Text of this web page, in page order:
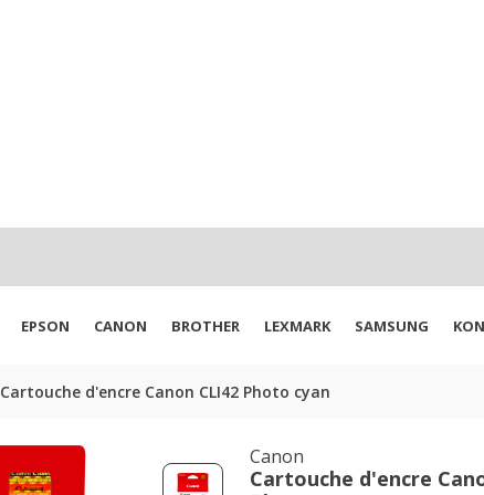
EPSON CANON BROTHER LEXMARK SAMSUNG
Cartouche d'encre Canon CLI42 Photo cyan
Canon
Cartouche d'encre